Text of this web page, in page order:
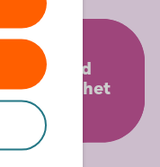
Stöd vid
arbetslöshet